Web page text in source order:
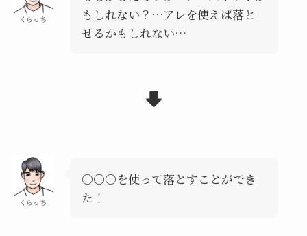
くらっち
もしれない？…アレを使えば落と
せるかもしれない…
くらっち
○○○を使って落とすことができ
た！